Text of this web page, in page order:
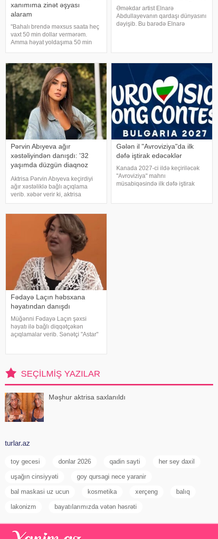
xanımıma zinət əşyası
alaram
"Bahalı brendə məxsus saata heç
vaxt 50 min dollar vermərəm.
Amma həyat yoldaşıma 50 min
istinadən xəbər verir ki, bu sözləri
Xalq artisti Emin Ağalaro
Əməkdar artist Elnarə
Abdullayevanın qardaşı dünyasını
dəyişib. Bu barədə Elnarə
elə bir itki yaşayır ki, onu heç bir
söz ifad
Pərvin Abıyeva ağır
xəstəliyindən danışdı: '32
yaşımda düzgün diaqnoz
Aktrisa Pərvin Abıyeva keçirdiyi
ağır xəstəliklə bağlı açıqlama
verib. xəbər verir ki, aktrisa
axlorhidriya xəstəliyindən əziyyət
diaqnoz qoyula bilmədiyini
bildirib. "Bu əməliyyat
Azərbaycand
Gələn il "Avroviziya"da ilk
dəfə iştirak edəcəklər
Kanada 2027-ci ildə keçiriləcək
"Avroviziya" mahnı
müsabiqəsində ilk dəfə iştirak
Fədayə Laçın həbsxana
həyatından danışdı
Müğənni Fədayə Laçın şəxsi
həyatı ilə bağlı diqqətçəkən
açıqlamalar verib. Sənətçi "Astar"
valideynlər
SEÇILMIŞ YAZILAR
Məşhur aktrisa saxlanıldı
turlar.az
toy gecesi donlar 2026 qadin sayti her sey daxil
uşağın cinsiyyəti goy qursagi nece yaranir
bal maskasi uz ucun kosmetika xerçeng balıq
lakonizm bayatılarımızda vətən həsrəti